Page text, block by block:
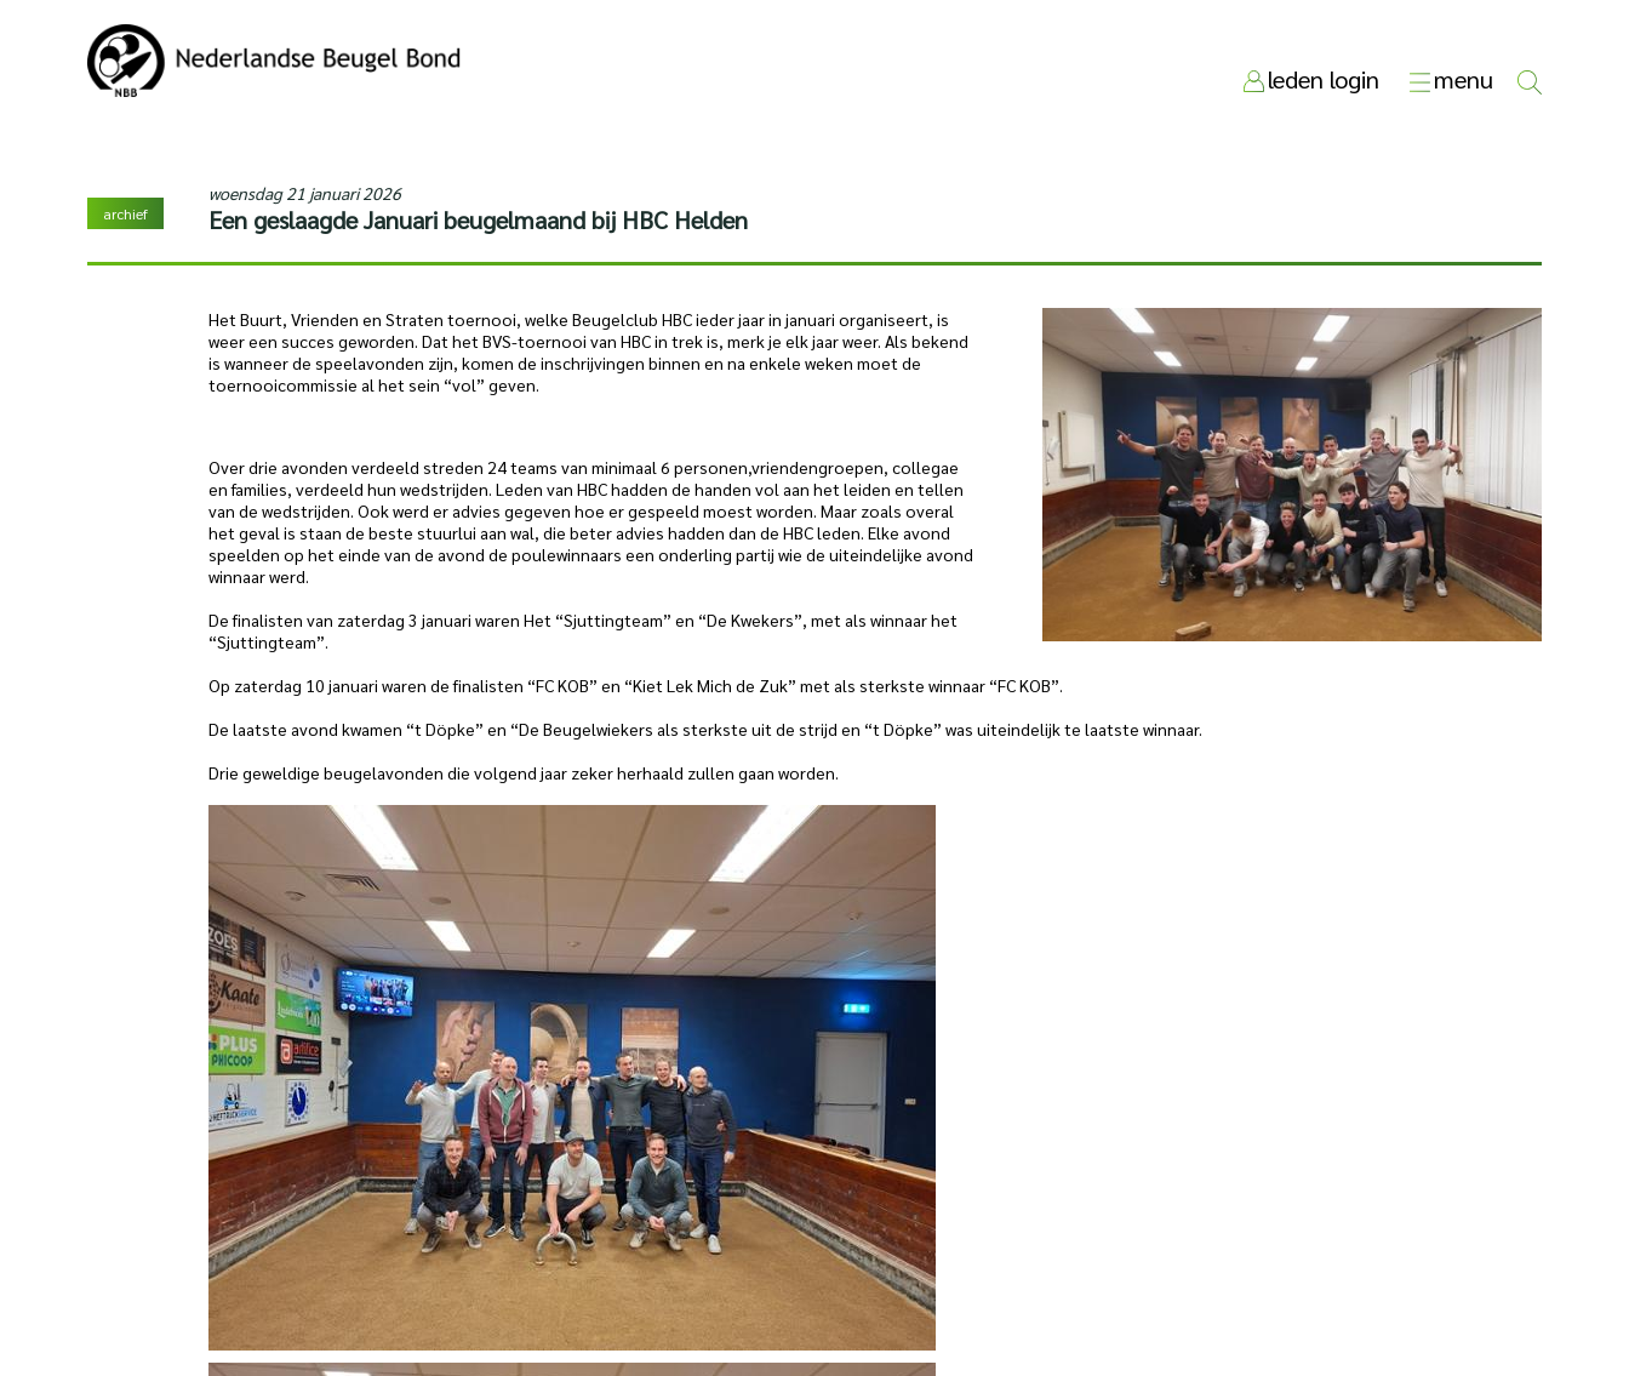
leden login menu
archief
woensdag 21 januari 2026
Een geslaagde Januari beugelmaand bij HBC Helden
Het Buurt, Vrienden en Straten toernooi, welke Beugelclub HBC ieder jaar in januari organiseert, is
weer een succes geworden. Dat het BVS-toernooi van HBC in trek is, merk je elk jaar weer. Als bekend
is wanneer de speelavonden zijn, komen de inschrijvingen binnen en na enkele weken moet de
toernooicommissie al het sein “vol” geven.
Over drie avonden verdeeld streden 24 teams van minimaal 6 personen,vriendengroepen, collegae
en families, verdeeld hun wedstrijden. Leden van HBC hadden de handen vol aan het leiden en tellen
van de wedstrijden. Ook werd er advies gegeven hoe er gespeeld moest worden. Maar zoals overal
het geval is staan de beste stuurlui aan wal, die beter advies hadden dan de HBC leden. Elke avond
speelden op het einde van de avond de poulewinnaars een onderling partij wie de uiteindelijke avond
winnaar werd.
De finalisten van zaterdag 3 januari waren Het “Sjuttingteam” en “De Kwekers”, met als winnaar het
“Sjuttingteam”.
Op zaterdag 10 januari waren de finalisten “FC KOB” en “Kiet Lek Mich de Zuk” met als sterkste winnaar “FC KOB”.
De laatste avond kwamen “t Döpke” en “De Beugelwiekers als sterkste uit de strijd en “t Döpke” was uiteindelijk te laatste winnaar.
Drie geweldige beugelavonden die volgend jaar zeker herhaald zullen gaan worden.